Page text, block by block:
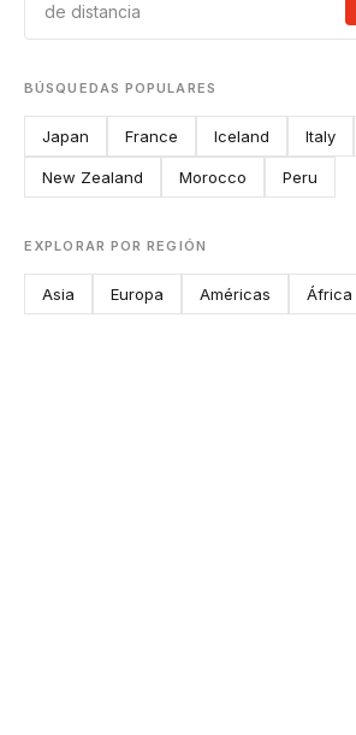
de distancia
BÚSQUEDAS POPULARES
Japan France Iceland Italy
New Zealand Morocco Peru
EXPLORAR POR REGIÓN
Asia Europa Américas África